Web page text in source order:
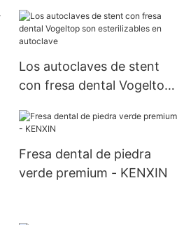
Los autoclaves de stent
con fresa dental Vogeltop
autoclave
Fresa dental de piedra
verde premium - KENXIN